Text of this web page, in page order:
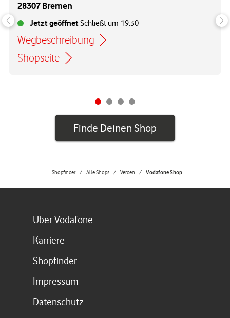
28307 Bremen
Jetzt geöffnetSchließt um 19:30
Wegbeschreibung
Link öffnet in einem neuen Tab
Shopseite
Finde Deinen Shop
Shopfinder Alle Shops Verden Vodafone Shop
Über Vodafone
Karriere
ShopfinderLink öffnet in einem neuen Tab
Impressum
Datenschutz